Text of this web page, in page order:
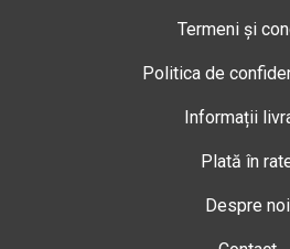
Termeni și
Politica de
Informații
Plată în
Despre noi